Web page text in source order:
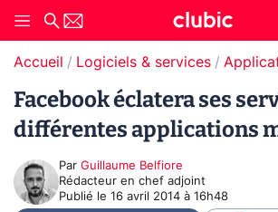
Accueil Logiciels & services
Facebook éclatera ses
différentes applications
Par Guillaume Belfiore
Rédacteur en chef adjoint
Publié le 16 avril 2014 à 16h48